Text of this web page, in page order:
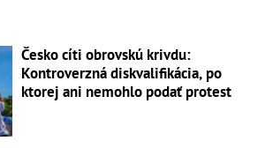
Česko cíti obrovskú krivdu:
Kontroverzná diskvalifikácia, po
ktorej ani nemohlo podať protest